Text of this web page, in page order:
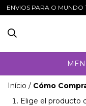
ENVIOS PARA O MUNDO
Início / Cómo
Elige el producto